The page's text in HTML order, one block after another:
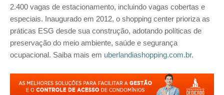
2.400 vagas de estacionamento, incluindo vagas cobertas e
especiais. Inaugurado em 2012, o shopping center prioriza as
práticas ESG desde sua construção, adotando políticas de
preservação do meio ambiente, saúde e segurança
ocupacional. Saiba mais em uberlandiashopping.com.br.